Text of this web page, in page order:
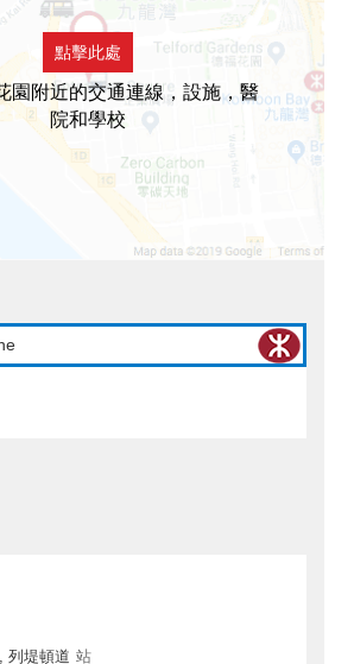
點擊此處
園附近的交通連線，設施，醫
院和學校
列堤頓道 站